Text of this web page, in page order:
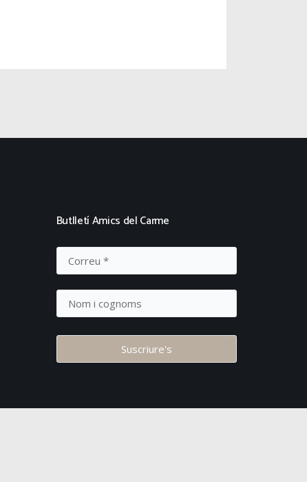
Butlletí Amics del Carme